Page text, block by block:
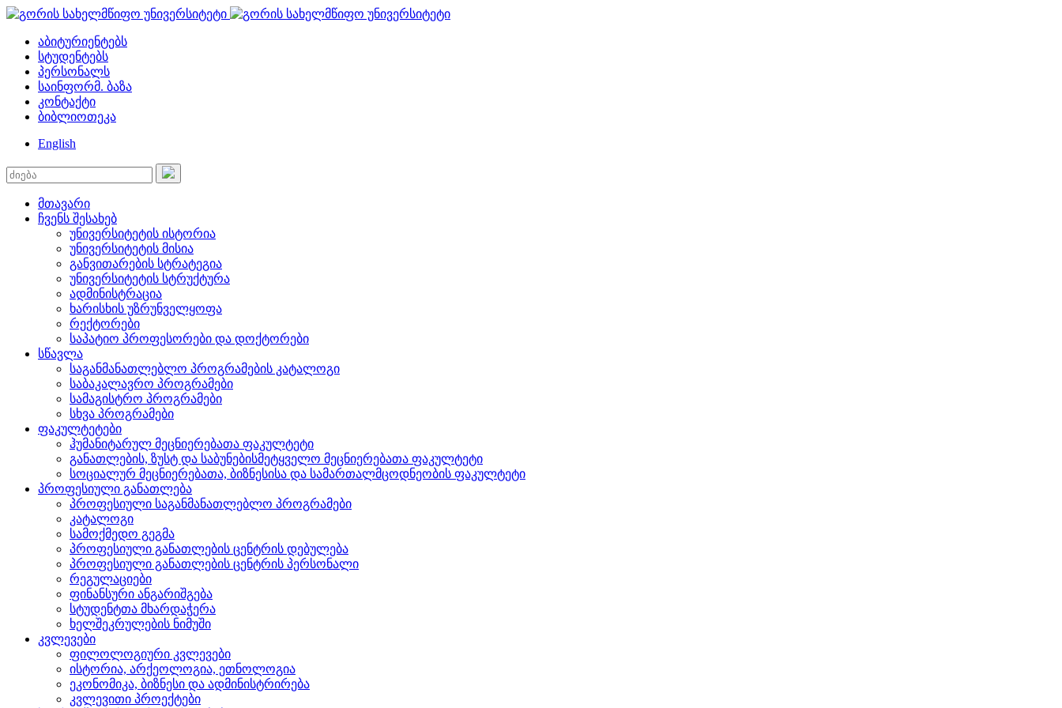
აბიტურიენტებს
სტუდენტებს
პერსონალს
საინფორმ. ბაზა
კონტაქტი
ბიბლიოთეკა
English
მთავარი
ჩვენს შესახებ
უნივერსიტეტის ისტორია
უნივერსიტეტის მისია
განვითარების სტრატეგია
უნივერსიტეტის სტრუქტურა
ადმინისტრაცია
ხარისხის უზრუნველყოფა
რექტორები
საპატიო პროფესორები და დოქტორები
სწავლა
საგანმანათლებლო პროგრამების კატალოგი
საბაკალავრო პროგრამები
სამაგისტრო პროგრამები
სხვა პროგრამები
ფაკულტეტები
ჰუმანიტარულ მეცნიერებათა ფაკულტეტი
განათლების, ზუსტ და საბუნებისმეტყველო მეცნიერებათა ფაკულტეტი
სოციალურ მეცნიერებათა, ბიზნესისა და სამართალმცოდნეობის ფაკულტეტი
პროფესიული განათლება
პროფესიული საგანმანათლებლო პროგრამები
კატალოგი
სამოქმედო გეგმა
პროფესიული განათლების ცენტრის დებულება
პროფესიული განათლების ცენტრის პერსონალი
რეგულაციები
ფინანსური ანგარიშგება
სტუდენტთა მხარდაჭერა
ხელშეკრულების ნიმუში
კვლევები
ფილოლოგიური კვლევები
ისტორია, არქეოლოგია, ეთნოლოგია
ეკონომიკა, ბიზნესი და ადმინისტრირება
კვლევითი პროექტები